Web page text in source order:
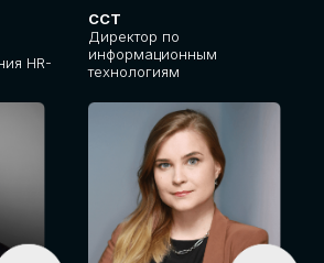
HR-
ССТ
Директор по
информационным
технологиям